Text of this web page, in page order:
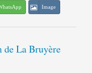
Image
de La Bruyère